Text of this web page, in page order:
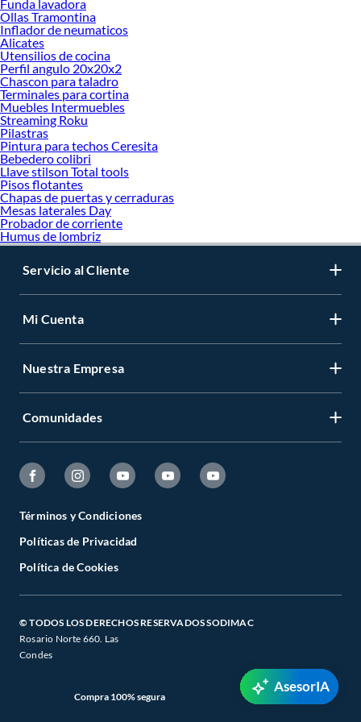
Funda lavadora
Ollas Tramontina
Inflador de neumaticos
Alicates
Utensilios de cocina
Perfil angulo 20x20x2
Chascon para taladro
Terminales para cortina
Muebles Intermuebles
Streaming Roku
Pilastras
Pintura para techos Ceresita
Bebedero colibri
Llave stilson Total tools
Pisos flotantes
Chapas de puertas y cerraduras
Mesas laterales Day
Probador de corriente
Humus de lombriz
Servicio al Cliente
Mi Cuenta
Nuestra Empresa
Comunidades
Términos y Condiciones
Políticas de Privacidad
Política de Cookies
© TODOS LOS DERECHOS RESERVADOS SODIMAC
Rosario Norte 660. Las
Condes
Compra 100% segura
AsesorIA